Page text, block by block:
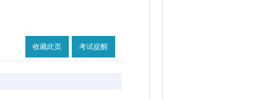
收藏此页 考试提醒